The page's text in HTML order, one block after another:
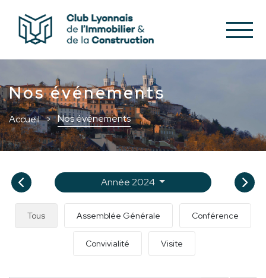
Nos événements
Accueil Nos événements
Année 2024
Tous Assemblée Générale Conférence
Convivialité Visite